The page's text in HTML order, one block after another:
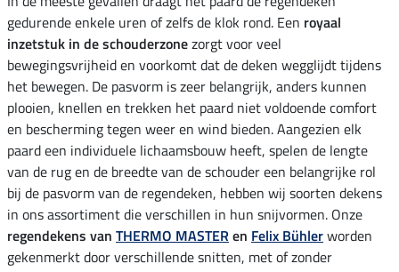
gedurende enkele uren of zelfs de klok rond. Een royaal
inzetstuk in de schouderzonezorgt voor veel
bewegingsvrijheid en voorkomt dat de deken wegglijdt tijdens
het bewegen. De pasvorm is zeer belangrijk, anders kunnen
plooien, knellen en trekken het paard niet voldoende comfort
en bescherming tegen weer en wind bieden. Aangezien elk
paard een individuele lichaamsbouw heeft, spelen de lengte
van de rug en de breedte van de schouder een belangrijke rol
bij de pasvorm van de regendeken, hebben wij soorten dekens
in ons assortiment die verschillen in hun snijvormen. Onze
regendekens van THERMO MASTERen Felix Bühlerworden
gekenmerkt door verschillende snitten, met of zonder